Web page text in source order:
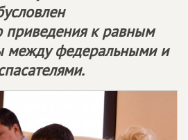
приведения к равным
между федеральными и